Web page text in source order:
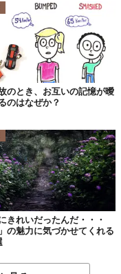
り目を通すクセがつい
べて固い表現にも慣れ
も苦にならないでしょ
た上で判断することが
る
の意見を組み立てるこ
、手元にある情報を駆
くことでしょう。
のとき、お互いの記憶が曖
のはなぜか？
きれいだったんだ・・・
の魅力に気づかせてくれる